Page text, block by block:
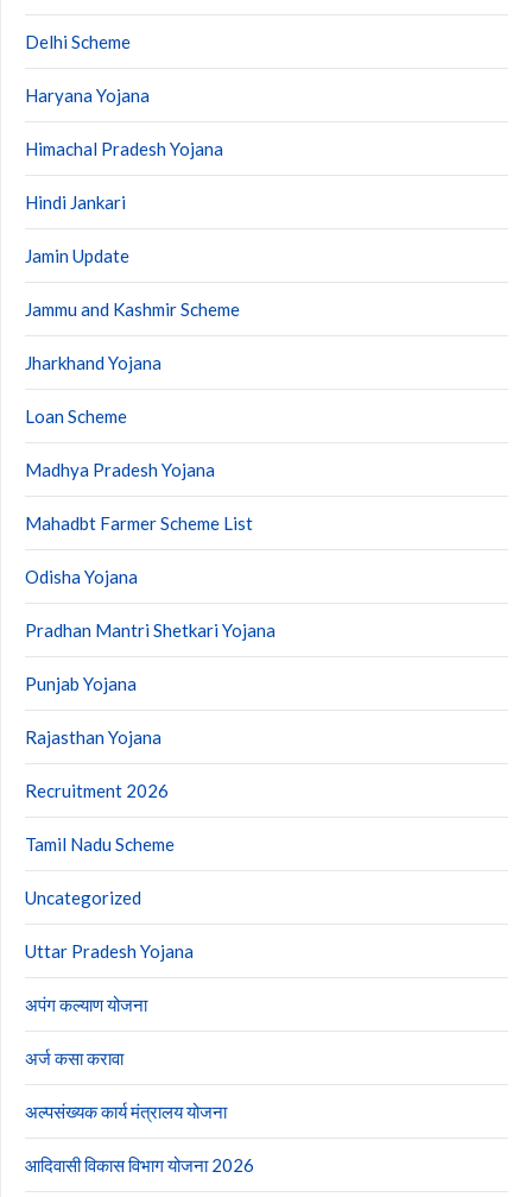
Delhi Scheme
Haryana Yojana
Himachal Pradesh Yojana
Hindi Jankari
Jamin Update
Jammu and Kashmir Scheme
Jharkhand Yojana
Loan Scheme
Madhya Pradesh Yojana
Mahadbt Farmer Scheme List
Odisha Yojana
Pradhan Mantri Shetkari Yojana
Punjab Yojana
Rajasthan Yojana
Recruitment 2026
Tamil Nadu Scheme
Uncategorized
Uttar Pradesh Yojana
अपंग कल्याण योजना
अर्ज कसा करावा
अल्पसंख्यक कार्य मंत्रालय योजना
आदिवासी विकास विभाग योजना 2026